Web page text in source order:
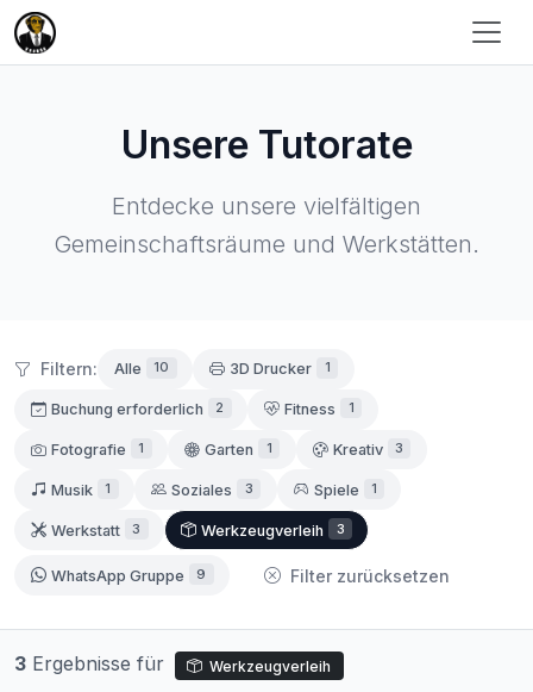
Unsere Tutorate
Entdecke unsere vielfältigen
Gemeinschaftsräume und Werkstätten.
Filtern: Alle 10 3D Drucker 1
Buchung erforderlich 2 Fitness 1
Fotografie 1 Garten 1 Kreativ 3
Musik 1 Soziales 3 Spiele 1
Werkstatt 3 Werkzeugverleih 3
WhatsApp Gruppe 9 Filter zurücksetzen
3 Ergebnisse für Werkzeugverleih